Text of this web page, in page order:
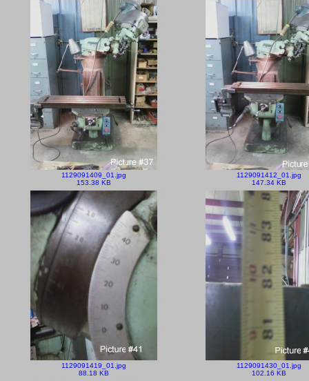
1129091409_01.jpg
153.38 KB
1129091412_01.jpg
147.34 KB
1129091419_01.jpg
88.18 KB
1129091430_01.jpg
102.16 KB